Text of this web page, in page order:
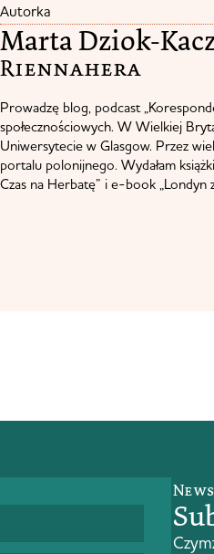
Autorka
Marta Dziok-
Riennahera​
Prowadzę blog, podcast
społecznościowych. W Wielkiej
Uniwersytecie w Glasgow. Przez
portalu polonijnego. Wydałam
Czas na Herbatę” i e-book „Londyn